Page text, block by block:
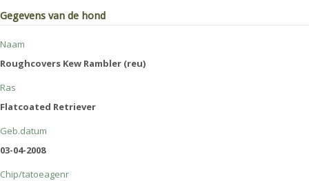
Gegevens van de hond
Naam
Roughcovers Kew Rambler (reu)
Ras
Flatcoated Retriever
Geb.datum
03-04-2008
Chip/tatoeagenr